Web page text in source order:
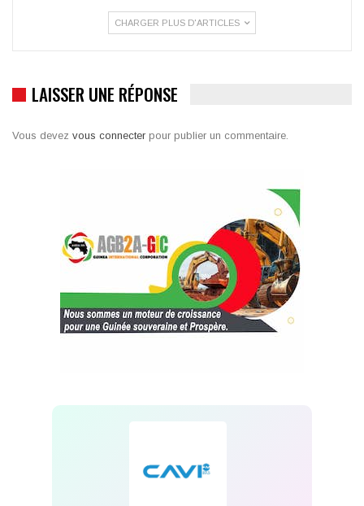
CHARGER PLUS D'ARTICLES
LAISSER UNE RÉPONSE
Vous devez vous connecter pour publier un commentaire.